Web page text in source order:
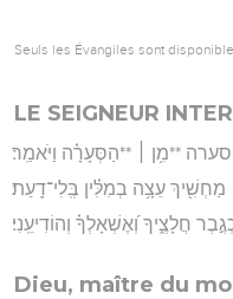
Seuls les Évangiles sont
LE SEIGNEUR
**מִ֥ן ׀ **הַסְּעָרָ֗ה וַיֹּאמַֽר׃
מַחְשִׁ֖יךְ עֵצָ֥ה בְמִלִּ֗ין בְּֽלִי־דָֽעַת׃
חֲלָצֶ֑יךָ וְ֝אֶשְׁאָלְךָ֗ וְהוֹדִיעֵֽנִי׃
Dieu, maître du